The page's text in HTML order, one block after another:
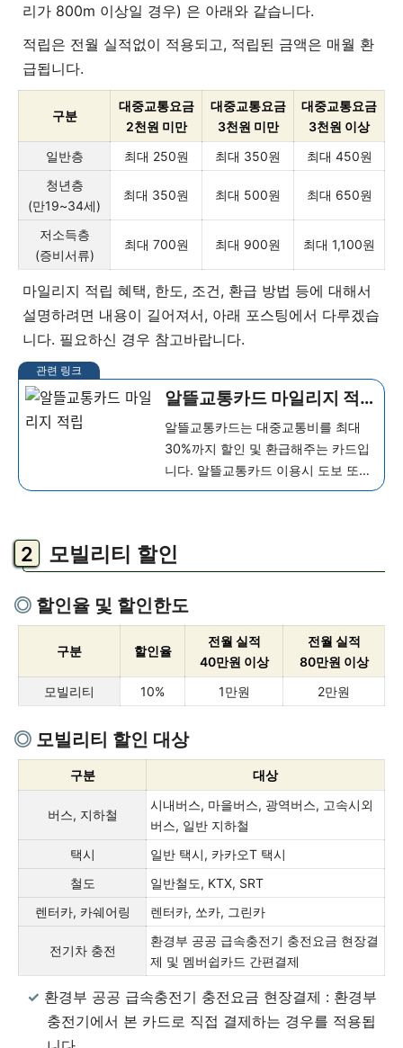
리가 800m 이상일 경우) 은 아래와 같습니다.
적립은 전월 실적없이 적용되고, 적립된 금액은 매월 환
급됩니다.
구분
대중교통요금
2천원 미만
대중교통요금
3천원 미만
대중교통요금
3천원 이상
일반층
최대 250원 최대 350원
최대 450원
청년층
(만19~34세)
최대 350원 최대 500원 최대 650원
저소득층
(증비서류)
최대 700원 최대 900원 최대 1,100원
마일리지 적립 혜택, 한도, 조건, 환급 방법 등에 대해서
설명하려면 내용이 길어져서, 아래 포스팅에서 다루겠습
니다. 필요하신 경우 참고바랍니다.
알뜰교통카드 마일리지 적
리
알뜰교통카드는 대중교통비를 최대
30%까지 할인 및 환급해주는 카드입
니다. 알뜰교통카드 이용시 도보 또는
자전거로 이동한 거리만큼 마일리지
에서는 알뜰교통카드 마일리지 적립
모빌리티 할인
할인율 및 할인한도
구분 할인율
전월 실적
40만원 이상
전월 실적
80만원 이상
모빌리티
10% 1만원 2만원
모빌리티 할인 대상
구분 대상
버스, 지하철
시내버스, 마을버스, 광역버스, 고속시외
버스, 일반 지하철
택시
일반 택시, 카카오T 택시
철도
일반철도, KTX, SRT
렌터카, 카쉐어링
렌터카, 쏘카, 그린카
전기차 충전
환경부 공공 급속충전기 충전요금 현장결
제 및 멤버쉽카드 간편결제
환경부 공공 급속충전기 충전요금 현장결제 : 환경부
충전기에서 본 카드로 직접 결제하는 경우를 적용됩